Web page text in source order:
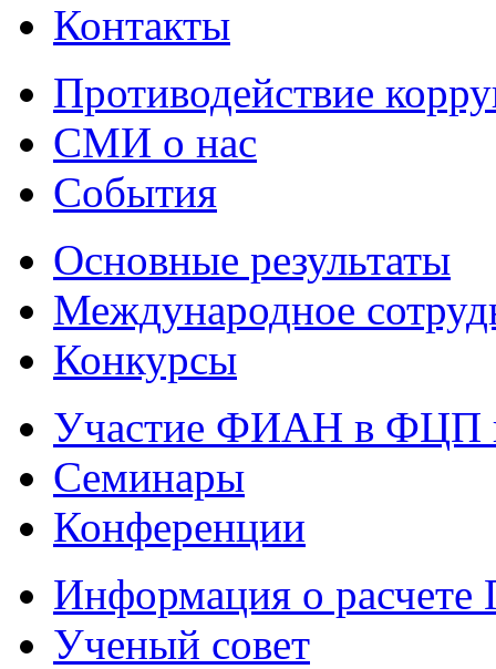
Контакты
Противодействие
СМИ о нас
События
Основные результаты
Международное
Конкурсы
Участие ФИАН в ФЦП
Семинары
Конференции
Информация о
Ученый совет